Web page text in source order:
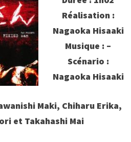
Réalisation :
Nagaoka Hisaaki
Musique : –
Scénario :
Nagaoka Hisaaki
Maki, Chiharu Erika,
et Takahashi Mai